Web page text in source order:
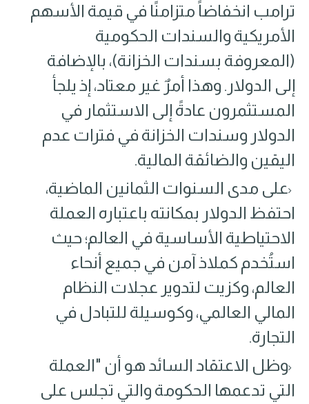
ترامب انخفاضاً متزامنًا في قيمة الأسهم
الأمريكية والسندات الحكومية
(المعروفة بسندات الخزانة)، بالإضافة
إلى الدولار. وهذا أمرٌ غير معتاد، إذ يلجأ
المستثمرون عادةً إلى الاستثمار في
الدولار وسندات الخزانة في فترات عدم
اليقين والضائقة المالية.
على مدى السنوات الثمانين الماضية،
احتفظ الدولار بمكانته باعتباره العملة
الاحتياطية الأساسية في العالم؛ حيث
استُخدم كملاذ آمن في جميع أنحاء
العالم، وكزيت لتدوير عجلات النظام
المالي العالمي، وكوسيلة للتبادل في
التجارة.
وظل الاعتقاد السائد هو أن "العملة
التي تدعمها الحكومة والتي تجلس على